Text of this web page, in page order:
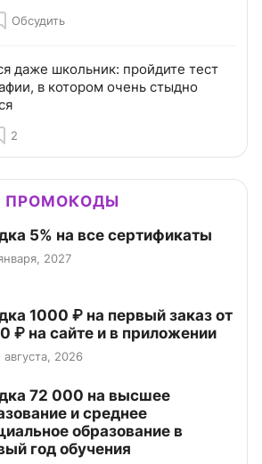
Обсудить
даже школьник: пройдите тест
в котором очень стыдно
2
ПРОМОКОДЫ
5% на все сертификаты
2027
1000 ₽ на первый заказ от
₽ на сайте и в приложении
2026
72 000 на высшее
и среднее
образование в
год обучения